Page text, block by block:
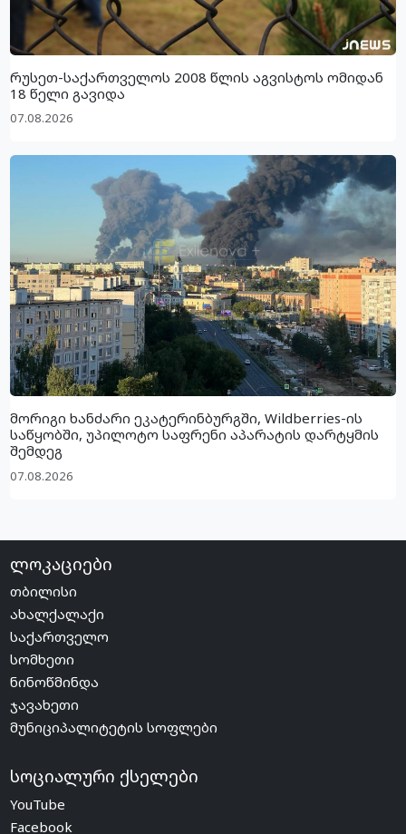
რუსეთ-საქართველოს 2008 წლის აგვისტოს ომიდან
18 წელი გავიდა
07.08.2026
მორიგი ხანძარი ეკატერინბურგში, Wildberries-ის
საწყობში, უპილოტო საფრენი აპარატის დარტყმის
შემდეგ
07.08.2026
ლოკაციები
თბილისი
ახალქალაქი
საქართველო
სომხეთი
ნინოწმინდა
ჯავახეთი
მუნიციპალიტეტის სოფლები
სოციალური ქსელები
YouTube
Facebook